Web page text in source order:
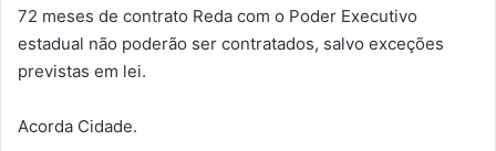
72 meses de contrato Reda com o Poder Executivo
estadual não poderão ser contratados, salvo exceções
previstas em lei.
Acorda Cidade.